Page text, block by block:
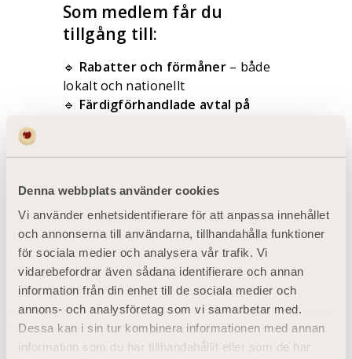
Denna webbplats använder cookies
Vi använder enhetsidentifierare för att anpassa innehållet
och annonserna till användarna, tillhandahålla funktioner
för sociala medier och analysera vår trafik. Vi
vidarebefordrar även sådana identifierare och annan
information från din enhet till de sociala medier och
annons- och analysföretag som vi samarbetar med.
Dessa kan i sin tur kombinera informationen med annan
information som du har tillhandahållit eller som de har
Som medlem får du
tillgång till:
🔹 Rabatter och förmåner – både
lokalt och nationellt
🔹 Färdigförhandlade avtal på
🔹Kostnadsfri juridisk och
smarta avtalsmallar
🔹Tidningen Villaägarenfem
gånger om året med inspiration, tips
och erbjudanden
🔹Låna släp gratisi flera timmar i
Växjö och Ljungby
🔹Digitala tjänsten Min Villa –få
koll på underhåll, få påminnelser
och skötselråd